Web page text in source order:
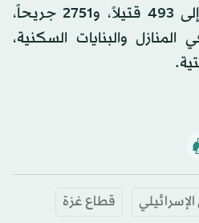
المتواصل على القطاع، إلى 493 قتيلاً، و2751 جريحاً،
والبنايات السكنية،
قطاع غزة